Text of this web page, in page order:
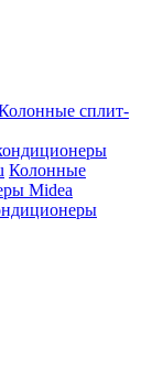
сплит-
Колонные
Midea